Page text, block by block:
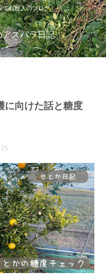
で料理人のブログ
スパラ日記
に向けた話と糖度